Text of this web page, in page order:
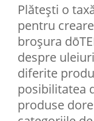
Plătești o
pentru
broșura
despre
diferite
posibilitatea
produse